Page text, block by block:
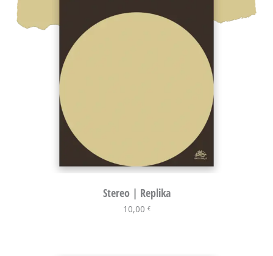
Stereo | Replika
10,00 €